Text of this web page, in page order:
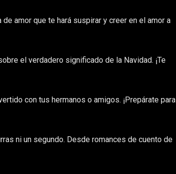
amor que te hará suspirar y creer en el amor a
el verdadero significado de la Navidad. ¡Te
con tus hermanos o amigos. ¡Prepárate para
ni un segundo. Desde romances de cuento de